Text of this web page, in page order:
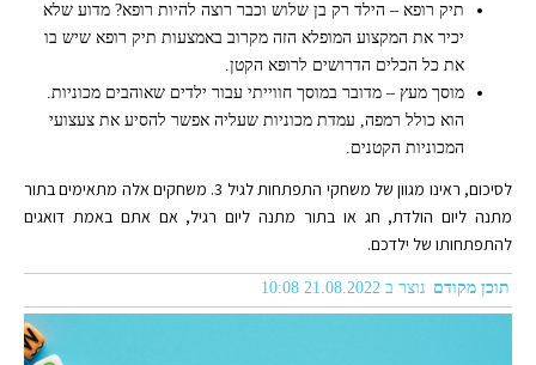
תיק רופא – הילד רק בן שלוש וכבר רוצה להיות רופא? מדוע שלא
יכיר את המקצוע המופלא הזה מקרוב באמצעות תיק רופא שיש בו
את כל הכלים הדרושים לרופא הקטן.
מוסך מעץ – מדובר במוסך חווייתי עבור ילדים שאוהבים מכוניות.
הוא כולל רמפה, עמדת מכוניות שעליה אפשר להסיע את צעצועי
המכוניות הקטנים.
לסיכום, ראינו מגוון של משחקי התפתחות לגיל 3. משחקים אלה מתאימים בתור
מתנה ליום הולדת, חג או בתור מתנה ליום רגיל, אם אתם באמת דואגים
להתפתחותו של ילדכם.
תוכן מקודם נוצר ב 21.08.2022 10:08